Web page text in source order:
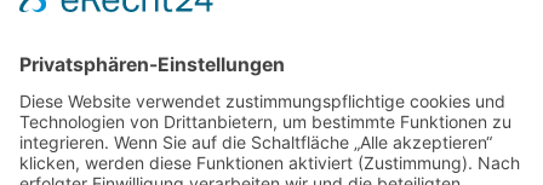
FacebookInstagramLinkedInYouTube